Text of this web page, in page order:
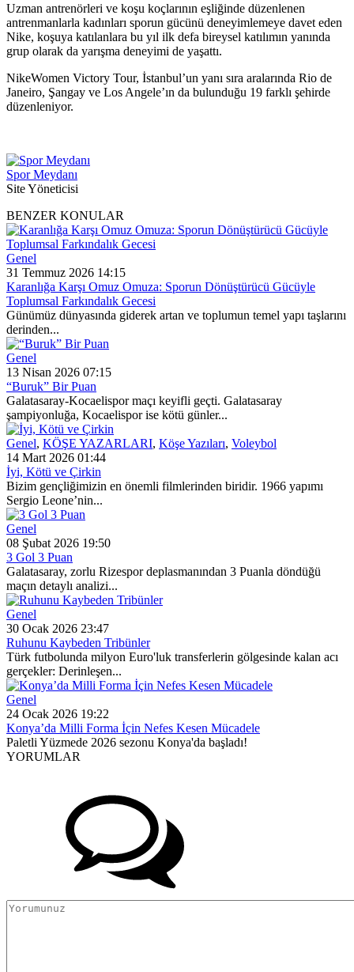
Uzman antrenörleri ve koşu koçlarının eşliğinde düzenlenen
antrenmanlarla kadınları sporun gücünü deneyimlemeye davet eden
Nike, koşuya katılanlara bu yıl ilk defa bireysel katılımın yanında
grup olarak da yarışma deneyimi de yaşattı.
NikeWomen Victory Tour, İstanbul’un yanı sıra aralarında Rio de
Janeiro, Şangay ve Los Angele’ın da bulunduğu 19 farklı şehirde
düzenleniyor.
Spor Meydanı
Site Yöneticisi
BENZER KONULAR
Genel
31 Temmuz 2026 14:15
Karanlığa Karşı Omuz Omuza: Sporun Dönüştürücü Gücüyle
Toplumsal Farkındalık Gecesi
Günümüz dünyasında giderek artan ve toplumun temel yapı taşlarını
derinden...
Genel
13 Nisan 2026 07:15
“Buruk” Bir Puan
Galatasaray-Kocaelispor maçı keyifli geçti. Galatasaray
şampiyonluğa, Kocaelispor ise kötü günler...
Genel, KÖŞE YAZARLARI, Köşe Yazıları, Voleybol
14 Mart 2026 01:44
İyi, Kötü ve Çirkin
Bizim gençliğimizin en önemli filmlerinden biridir. 1966 yapımı
Sergio Leone’nin...
Genel
08 Şubat 2026 19:50
3 Gol 3 Puan
Galatasaray, zorlu Rizespor deplasmanından 3 Puanla döndüğü
maçın detaylı analizi...
Genel
30 Ocak 2026 23:47
Ruhunu Kaybeden Tribünler
Türk futbolunda milyon Euro'luk transferlerin gölgesinde kalan acı
gerçekler: Derinleşen...
Genel
24 Ocak 2026 19:22
Konya’da Milli Forma İçin Nefes Kesen Mücadele
Paletli Yüzmede 2026 sezonu Konya'da başladı!
YORUMLAR